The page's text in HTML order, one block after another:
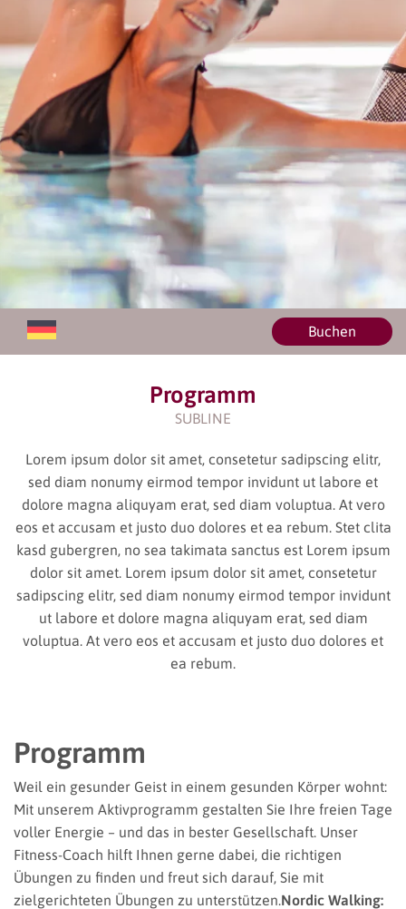
Buchen
Programm
SUBLINE
Lorem ipsum dolor sit amet, consetetur sadipscing elitr,
sed diam nonumy eirmod tempor invidunt ut labore et
dolore magna aliquyam erat, sed diam voluptua. At vero
eos et accusam et justo duo dolores et ea rebum. Stet clita
kasd gubergren, no sea takimata sanctus est Lorem ipsum
dolor sit amet. Lorem ipsum dolor sit amet, consetetur
sadipscing elitr, sed diam nonumy eirmod tempor invidunt
ut labore et dolore magna aliquyam erat, sed diam
voluptua. At vero eos et accusam et justo duo dolores et
ea rebum.
Programm
Weil ein gesunder Geist in einem gesunden Körper wohnt:
Mit unserem Aktivprogramm gestalten Sie Ihre freien Tage
voller Energie – und das in bester Gesellschaft. Unser
Fitness-Coach hilft Ihnen gerne dabei, die richtigen
Übungen zu finden und freut sich darauf, Sie mit
zielgerichteten Übungen zu unterstützen.Nordic Walking: